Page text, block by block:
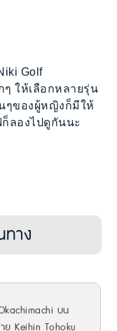
Golf
ให้เลือกหลายรุ่น
ๆของผู้หญิงก็มีให้
ก็ลองไปดูกันนะ
าง
บน
Keihin Tohoku